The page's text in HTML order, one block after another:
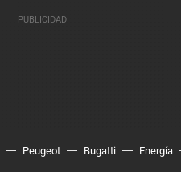
Peugeot Bugatti Energía